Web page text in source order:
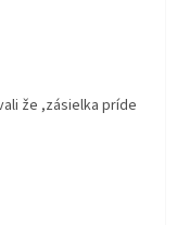
že ,zásielka príde